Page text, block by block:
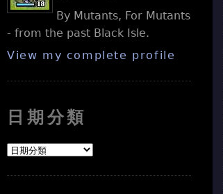
By Mutants, For Mutants
- from the past Black Isle.
View my complete profile
日期分類